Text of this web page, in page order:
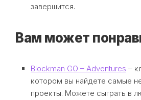
завершится.
Вам может
Blockman GO – Adventures –
котором вы найдете самые
проекты. Можете сыграть в